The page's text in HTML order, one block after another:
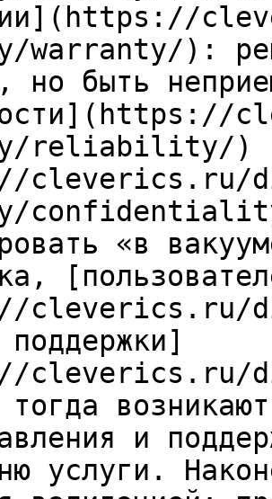
warranty/):
но быть
reliability/)
cleverics.ru/
«в
cleverics.ru/
поддержки]
cleverics.ru/
возникают
и
услуги.